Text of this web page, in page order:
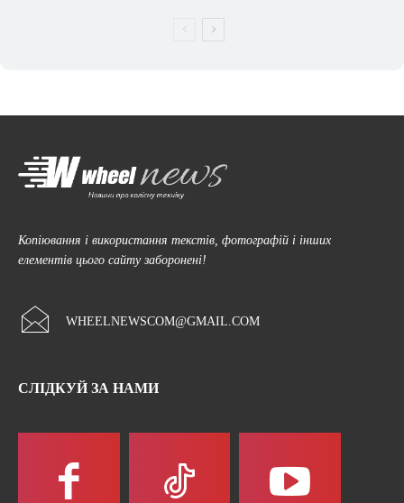
Копіювання і використання текстів, фотографій і інших
елементів цього сайту заборонені!
WHEELNEWSCOM@GMAIL.COM
СЛІДКУЙ ЗА НАМИ